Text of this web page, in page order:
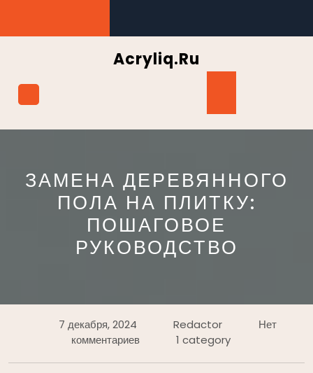
содержимому
Acryliq.ru
ЗАМЕНА ДЕРЕВЯННОГО
ПОЛА НА ПЛИТКУ:
ПОШАГОВОЕ
РУКОВОДСТВО
7 декабря, 2024 Redactor
Нет
комментариев
1 category